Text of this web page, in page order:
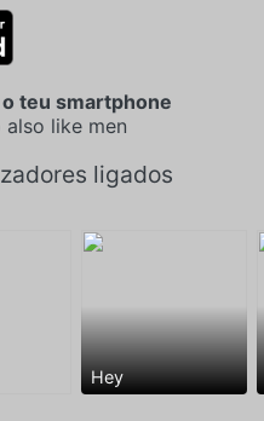
teu smartphone
like men
ligados
Hey